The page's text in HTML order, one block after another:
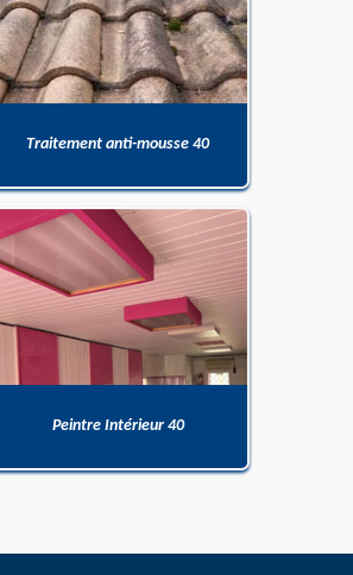
Traitement anti-mousse 40
Peintre Intérieur 40